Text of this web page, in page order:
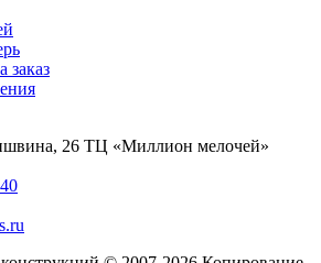
заказ
26 ТЦ «Миллион мелочей»